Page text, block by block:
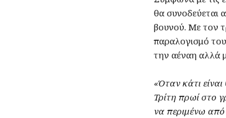
θα συνοδεύεται
βουνού. Με τον
παραλογισμό
την αέναη αλλά
«Όταν κάτι
Τρίτη πρωί στο
να περιμένω